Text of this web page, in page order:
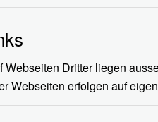
Webseiten Dritter liegen
Webseiten erfolgen auf